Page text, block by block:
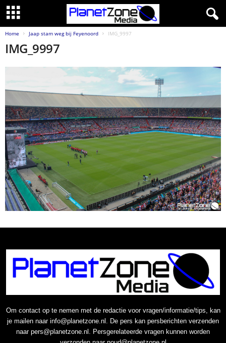
Home Jaap stam weg bij Feyenoord IMG_9997
IMG_9997
Om contact op te nemen met de redactie voor vragen/informatie/tips, kan
je mailen naar info@planetzone.nl. De pers kan persberichten verzenden
naar pers@planetzone.nl. Persgerelateerde vragen kunnen worden